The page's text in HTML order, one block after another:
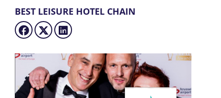
BEST LEISURE HOTEL CHAIN